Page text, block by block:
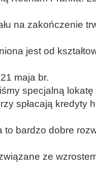
na zakończenie
jest od
maja br.
specjalną
spłacają kredyty
to bardzo dobre
ze